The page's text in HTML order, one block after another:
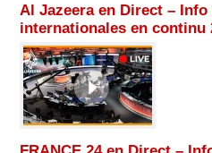
Al Jazeera en Direct –
internationales en continu